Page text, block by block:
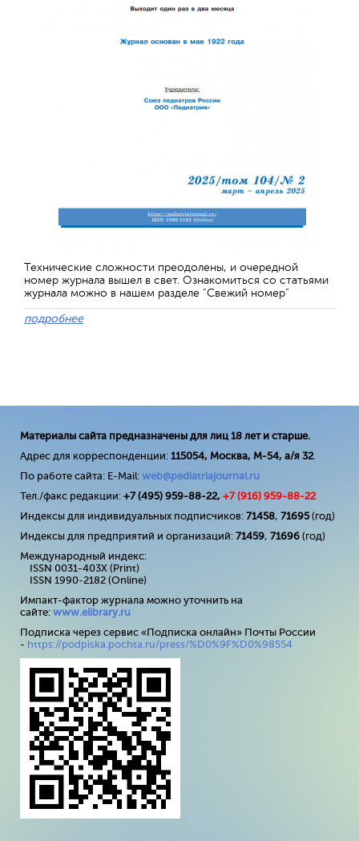
Технические сложности преодолены, и очередной
номер журнала вышел в свет. Ознакомиться со статьями
журнала можно в нашем разделе "Свежий номер"
подробнее
Материалы сайта предназначены для лиц 18 лет и старше.
Адрес для корреспонденции: 115054, Москва, М-54, а/я 32.
По работе сайта: E-Mail: web@pediatriajournal.ru
Тел./факс редакции: +7 (495) 959-88-22, +7 (916) 959-88-22
Индексы для индивидуальных подписчиков: 71458, 71695(год)
Индексы для предприятий и организаций: 71459, 71696 (год)
Международный индекс:
ISSN 0031-403X (Print)
ISSN 1990-2182 (Online)
Импакт-фактор журнала можно уточнить на
сайте: www.elibrary.ru
Подписка через сервис «Подписка онлайн» Почты России
- https://podpiska.pochta.ru/press/%D0%9F%D0%98554